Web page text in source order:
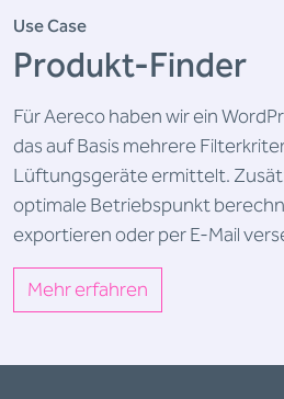
Use Case
Produkt-Finder
Für Aereco haben wir ein
das auf Basis mehrere
Lüftungsgeräte ermittelt.
optimale Betriebspunkt
exportieren oder per E-Mail
Mehr erfahren